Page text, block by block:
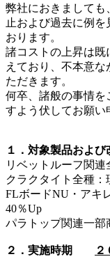
弊社におきましても
止および過去に例
おります。
諸コストの上昇は既
えており、不本意
ただきます。
何卒、諸般の事情を
すよう伏してお願い
１．対象製品および
リベットルーフ関
クラクタイト全種：
FLボードNU・アキ
40％Up
パラトップ関連一部
２．実施時期